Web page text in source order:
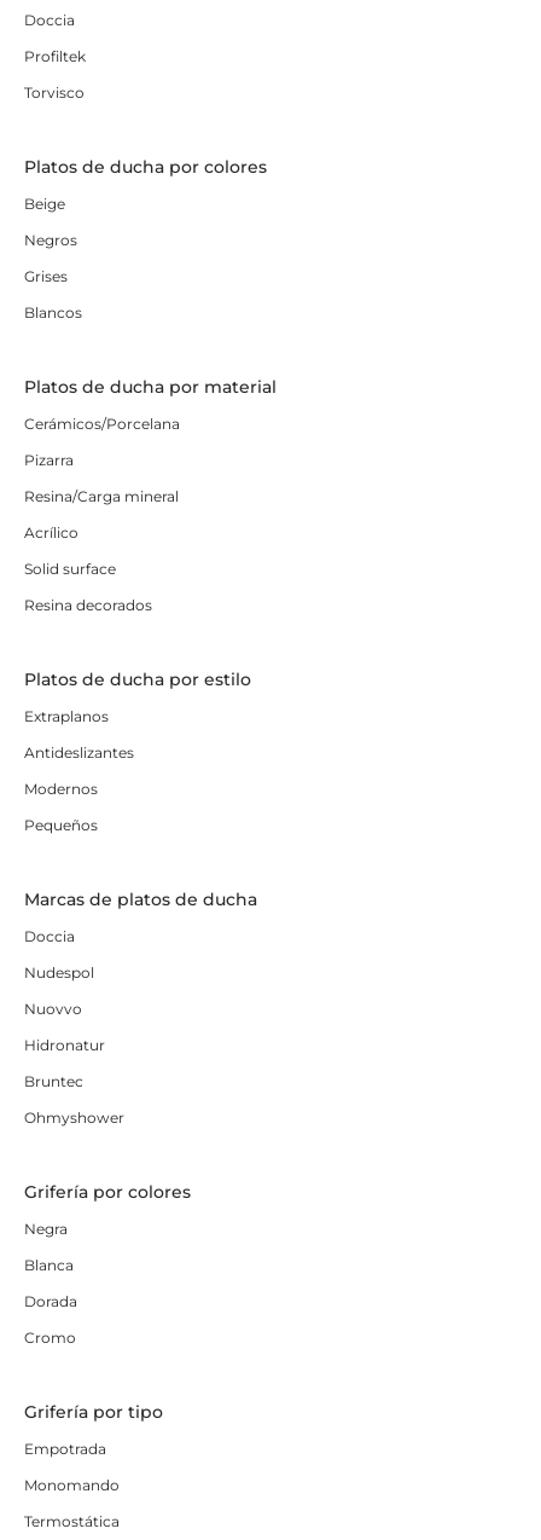
Doccia
Profiltek
Torvisco
Platos de ducha por colores
Beige
Negros
Grises
Blancos
Platos de ducha por material
Cerámicos/Porcelana
Pizarra
Resina/Carga mineral
Acrílico
Solid surface
Resina decorados
Platos de ducha por estilo
Extraplanos
Antideslizantes
Modernos
Pequeños
Marcas de platos de ducha
Doccia
Nudespol
Nuovvo
Hidronatur
Bruntec
Ohmyshower
Grifería por colores
Negra
Blanca
Dorada
Cromo
Grifería por tipo
Empotrada
Monomando
Termostática